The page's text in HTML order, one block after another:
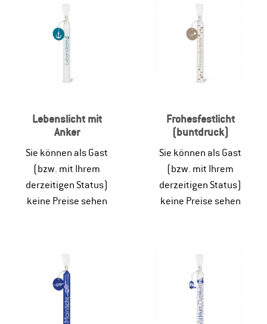
Lebenslicht mit
Anker
Sie können als Gast
(bzw. mit Ihrem
derzeitigen Status)
keine Preise sehen
Frohesfestlicht
(buntdruck)
Sie können als Gast
(bzw. mit Ihrem
derzeitigen Status)
keine Preise sehen